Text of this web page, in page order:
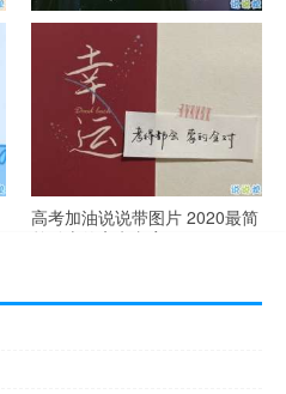
很酷的霸气句子带图片 最新霸
气说说高冷范
高考加油说说带图片 2020最简
单励志的高考文案